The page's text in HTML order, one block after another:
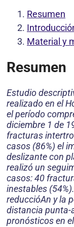
Resumen
Material y
Resumen
Estudio
realizado en el
el período
diciembre 1 de
fracturas
casos (86%) el
deslizante con
realizó un
casos: 40
inestables
reduccióAn y la
distancia punta-
pronósticos en